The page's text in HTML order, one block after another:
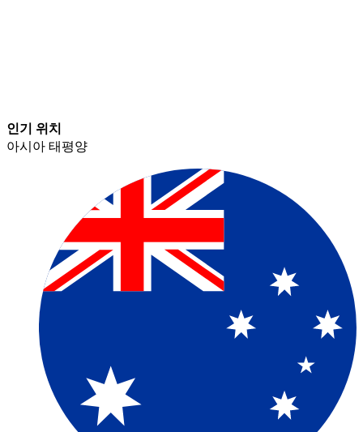
인기 위치​​
아시아 태평양​​